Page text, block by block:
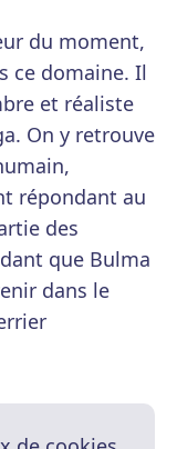
du moment,
ce domaine. Il
et réaliste
On y retrouve
répondant au
des
que Bulma
dans le